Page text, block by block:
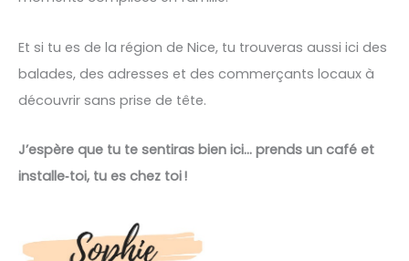
Et si tu es de la région de Nice, tu trouveras aussi ici des
balades, des adresses et des commerçants locaux à
découvrir sans prise de tête.
J’espère que tu te sentiras bien ici… prends un café et
installe‑toi, tu es chez toi !